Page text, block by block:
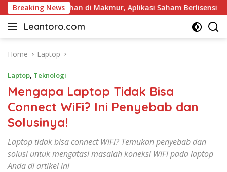
Skip
to
content
Breaking News
Pilihan di Makmur, Aplikasi Saham Berlisensi OJK
Leantoro.com
Jasa
Artikel,
dan
Digital
Marketing
–
Ciptakan
Membangun
Citra
Home Laptop
Laptop, Teknologi
Mengapa Laptop Tidak Bisa
Connect WiFi? Ini Penyebab dan
Solusinya!
Laptop tidak bisa connect WiFi? Temukan penyebab dan
solusi untuk mengatasi masalah koneksi WiFi pada laptop
Anda di artikel ini